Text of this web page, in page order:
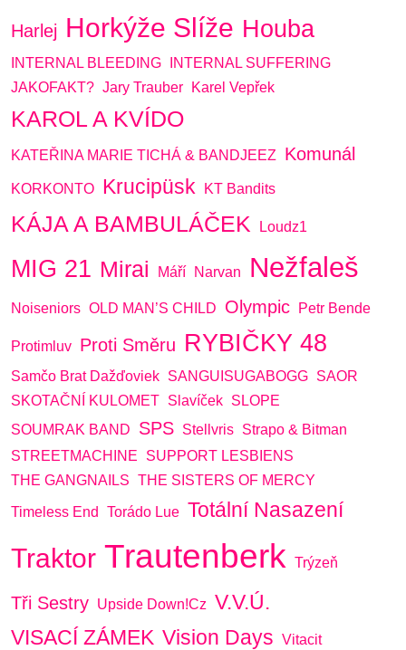
Harlej Horkýže Slíže Houba
INTERNAL BLEEDING
INTERNAL SUFFERING
JAKOFAKT? Jary Trauber Karel Vepřek
KAROL A KVÍDO
KATEŘINA MARIE TICHÁ & BANDJEEZ Komunál
KORKONTO Krucipüsk KT Bandits
KÁJA A BAMBULÁČEK Loudz1
MIG 21 Mirai Máří Narvan Nežfaleš
Noiseniors OLD MAN’S CHILD Olympic Petr Bende
Protimluv Proti Směru RYBIČKY 48
Samčo Brat Dažďoviek SANGUISUGABOGG SAOR
SKOTAČNÍ KULOMET Slavíček SLOPE
SOUMRAK BAND
SPS Stellvris Strapo & Bitman
STREETMACHINE
SUPPORT LESBIENS
THE GANGNAILS THE SISTERS OF MERCY
Timeless End Torádo Lue Totální Nasazení
Traktor Trautenberk Trýzeň
Tři Sestry Upside Down!cz V.V.Ú.
VISACÍ ZÁMEK Vision Days Vitacit